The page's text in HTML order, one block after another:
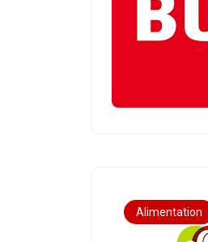
Alimentation